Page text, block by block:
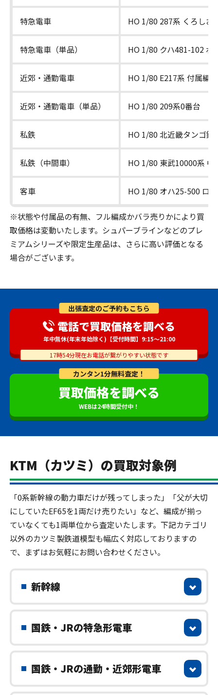
特急電車 HO 1/80 287系 くろしお
特急電車（単品） HO 1/80 クハ481-102 ボ
近郊・通勤電車 HO 1/80 E217系 付属編
近郊・通勤電車（単品） HO 1/80 209系0番台
私鉄 HO 1/80 北近畿タンゴ
私鉄（中間車） HO 1/80 東武10000系 中
客車 HO 1/80 オハ25-500 ロ
※状態や付属品の有無、フル編成かバラ売りかにより買
取価格は変動いたします。シュパーブラインなどのプレ
ミアムシリーズや限定生産品は、さらに高い評価となる
場合がございます。
カンタン1分無料査定！
買取価格を調べる
WEBは24時間受付中！
出張査定のご予約もこちら
電話で買取価格を調べる
年中無休(年末年始除く)【受付時間】9:15～21:00
17時54分現在お電話が繋がりやすい状態です
KTM（カツミ）の買取対象例
「0系新幹線の動力車だけが残ってしまった」「父が大切
にしていたEF65を1両だけ売りたい」など、編成が揃っ
ていなくても1両単位から査定いたします。下記カテゴリ
以外のカツミ製鉄道模型も幅広く対応しておりますの
で、まずはお気軽にお問い合わせください。
新幹線
国鉄・JRの特急形電車
国鉄・JRの通勤・近郊形電車